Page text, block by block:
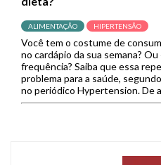
ALIMENTAÇÃO HIPERTENSÃO
Você tem o costume de
no cardápio da sua semana?
frequência? Saiba que essa
problema para a saúde,
no periódico Hypertension. De
é melhor variar as fontes de